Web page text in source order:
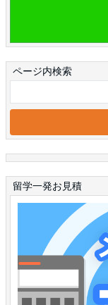
ページ内検索
留学一発お見積